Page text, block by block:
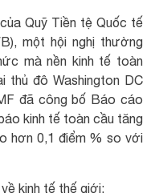
Quỹ Tiền tệ Quốc tế
một hội nghị thường
mà nền kinh tế toàn
thủ đô Washington DC
đã công bố Báo cáo
kinh tế toàn cầu tăng
hơn 0,1 điểm % so với
kinh tế thế giới: